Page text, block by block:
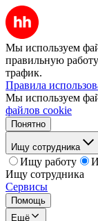
Мы используем
правильную
трафик.
Правила
Мы используем
файлов cookie
Понятно
Ищу сотрудника
Ищу работу
Ищу сотрудника
Сервисы
Помощь
Ещё